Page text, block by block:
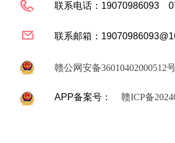
联系电话：19070986093
联系邮箱：
赣公网安备36010402000512
APP备案号： 赣ICP备